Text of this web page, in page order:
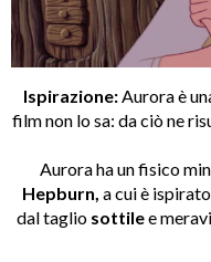
Ispirazione: Aurora è
film non lo sa: da ciò ne
Aurora ha un fisico
Hepburn, a cui è
dal taglio sottilee